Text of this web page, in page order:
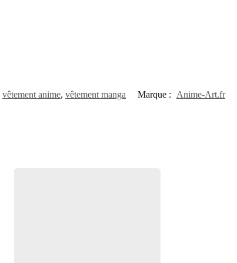
vêtement anime, vêtement manga Marque : Anime-Art.fr